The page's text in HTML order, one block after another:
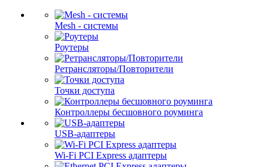
Mesh - системы
Роутеры
Ретрансляторы/Повторители
Точки доступа
Контроллеры бесшовного роуминга
USB-адаптеры
Wi-Fi PCI Express адаптеры